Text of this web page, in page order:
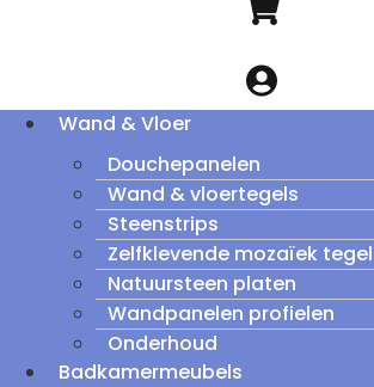
Wand & Vloer
Douchepanelen
Wand & vloertegels
Steenstrips
Zelfklevende mozaïek
Natuursteen platen
Wandpanelen profielen
Onderhoud
Badkamermeubels